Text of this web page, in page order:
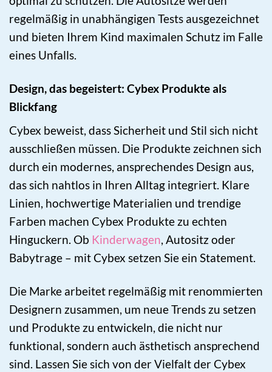
regelmäßig in unabhängigen Tests ausgezeichnet
und bieten Ihrem Kind maximalen Schutz im Falle
eines Unfalls.
Design, das begeistert: Cybex Produkte als
Blickfang
Cybex beweist, dass Sicherheit und Stil sich nicht
ausschließen müssen. Die Produkte zeichnen sich
durch ein modernes, ansprechendes Design aus,
das sich nahtlos in Ihren Alltag integriert. Klare
Linien, hochwertige Materialien und trendige
Farben machen Cybex Produkte zu echten
Hinguckern. Ob Kinderwagen, Autositz oder
Babytrage – mit Cybex setzen Sie ein Statement.
Die Marke arbeitet regelmäßig mit renommierten
Designern zusammen, um neue Trends zu setzen
und Produkte zu entwickeln, die nicht nur
funktional, sondern auch ästhetisch ansprechend
sind. Lassen Sie sich von der Vielfalt der Cybex